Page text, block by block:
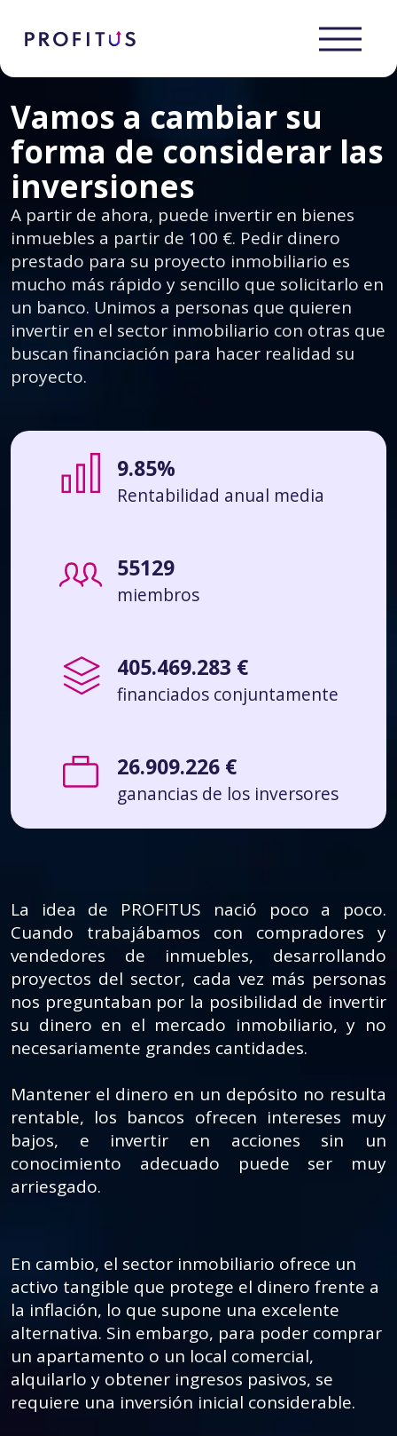
Vamos a cambiar su
forma de considerar las
inversiones
A partir de ahora, puede invertir en bienes
inmuebles a partir de 100 €. Pedir dinero
prestado para su proyecto inmobiliario es
mucho más rápido y sencillo que solicitarlo en
un banco. Unimos a personas que quieren
invertir en el sector inmobiliario con otras que
buscan financiación para hacer realidad su
proyecto.
9.85%
Rentabilidad anual media
55129
miembros
405.469.283 €
financiados conjuntamente
26.909.226 €
ganancias de los inversores
La idea de PROFITUS nació poco a poco.
Cuando trabajábamos con compradores y
vendedores de inmuebles, desarrollando
proyectos del sector, cada vez más personas
nos preguntaban por la posibilidad de invertir
su dinero en el mercado inmobiliario, y no
necesariamente grandes cantidades.
Mantener el dinero en un depósito no resulta
rentable, los bancos ofrecen intereses muy
bajos, e invertir en acciones sin un
conocimiento adecuado puede ser muy
arriesgado.
En cambio, el sector inmobiliario ofrece un
activo tangible que protege el dinero frente a
la inflación, lo que supone una excelente
alternativa. Sin embargo, para poder comprar
un apartamento o un local comercial,
alquilarlo y obtener ingresos pasivos, se
requiere una inversión inicial considerable.